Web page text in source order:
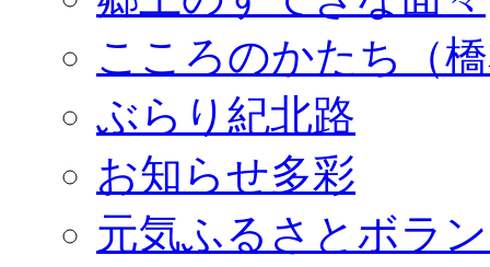
こころのかたち（
ぶらり紀北路
お知らせ多彩
元気ふるさとボラ